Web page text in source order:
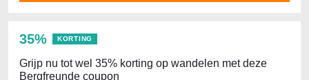
35% KORTING
Grijp nu tot wel 35% korting op wandelen met deze
Bergfreunde coupon